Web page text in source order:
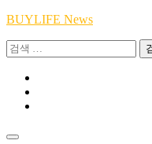
Skip
content
BUYLIFE News
검